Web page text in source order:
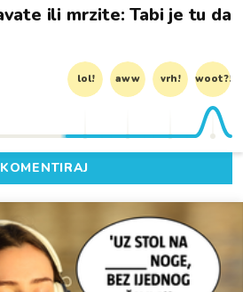
ili mrzite: Tabi je tu da
lol! aww vrh! woot?!
KOMENTIRAJ